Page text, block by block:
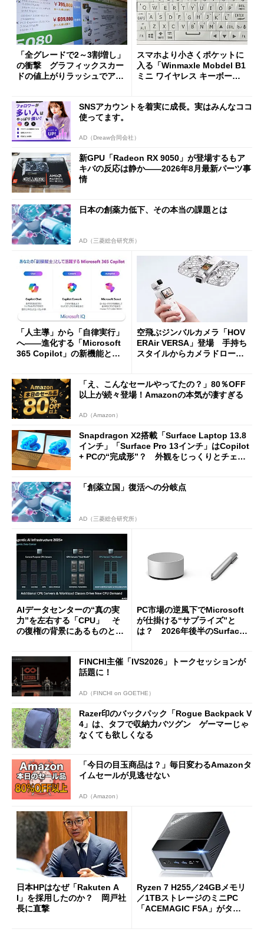
「全グレードで2～3割増し」
の衝撃 グラフィックスカー
ドの値上がりラッシュでアキ
スマホより小さくポケットに
入る「Winmaxle Mobdel B1
ミニ ワイヤレス キーボー
SNSアカウントを着実に成長。実はみんなココ
使ってます。
AD（Dreaw合同会社）
新GPU「Radeon RX 9050」が登場するもア
キバの反応は静か――2026年8月最新パーツ事
情
日本の創薬力低下、その本当の課題とは
AD（三菱総合研究所）
「人主導」から「自律実行」
へ――進化する「Microsoft
365 Copilot」の新機能とエ
空飛ぶジンバルカメラ「HOV
ERAir VERSA」登場 手持ち
スタイルからカメラドローン
「え、こんなセールやってたの？」80％OFF
以上が続々登場！Amazonの本気が凄すぎる
AD（Amazon）
Snapdragon X2搭載「Surface Laptop 13.8
インチ」「Surface Pro 13インチ」はCopilot
+ PCの“完成形”？ 外観をじっくりとチェッ
「創薬立国」復活への分岐点
AD（三菱総合研究所）
AIデータセンターの“真の実
力”を左右する「CPU」 そ
の復権の背景にあるものと
PC市場の逆風下でMicrosoft
が仕掛ける“サプライズ”と
は？ 2026年後半のSurface
FINCHI主催「IVS2026」トークセッションが
話題に！
AD（FINCHI on GOETHE）
Razer印のバックパック「Rogue Backpack V
4」は、タフで収納力バツグン ゲーマーじゃ
なくても欲しくなる
「今日の目玉商品は？」毎日変わるAmazonタ
イムセールが見逃せない
AD（Amazon）
日本HPはなぜ「Rakuten A
I」を採用したのか？ 岡戸社
長に直撃
Ryzen 7 H255／24GBメモリ
／1TBストレージのミニPC
「ACEMAGIC F5A」がタイ